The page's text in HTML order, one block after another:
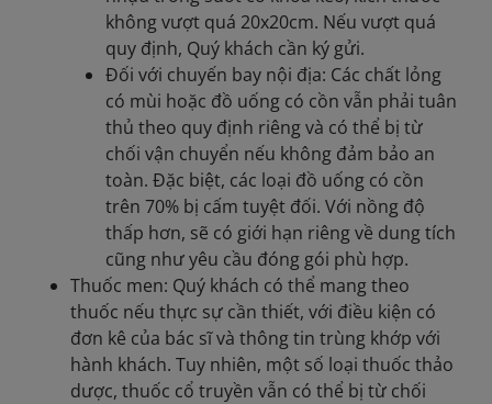
không vượt quá 20x20cm. Nếu vượt quá
quy định, Quý khách cần ký gửi.
Đối với chuyến bay nội địa: Các chất lỏng
có mùi hoặc đồ uống có cồn vẫn phải tuân
thủ theo quy định riêng và có thể bị từ
chối vận chuyển nếu không đảm bảo an
toàn. Đặc biệt, các loại đồ uống có cồn
trên 70% bị cấm tuyệt đối. Với nồng độ
thấp hơn, sẽ có giới hạn riêng về dung tích
cũng như yêu cầu đóng gói phù hợp.
Thuốc men: Quý khách có thể mang theo
thuốc nếu thực sự cần thiết, với điều kiện có
đơn kê của bác sĩ và thông tin trùng khớp với
hành khách. Tuy nhiên, một số loại thuốc thảo
dược, thuốc cổ truyền vẫn có thể bị từ chối